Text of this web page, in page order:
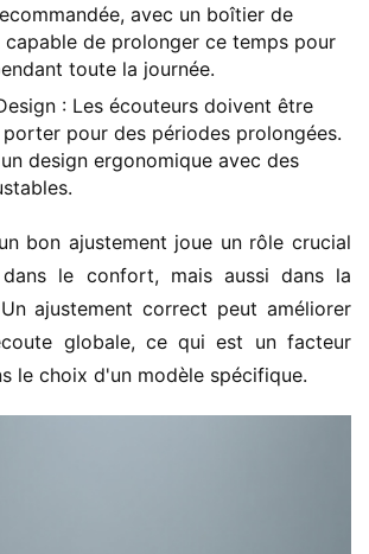
avec un boîtier de
capable de prolonger ce temps pour
toute la journée.
: Les écouteurs doivent être
pour des périodes prolongées.
design ergonomique avec des
bon ajustement joue un rôle crucial
dans le confort, mais aussi dans la
ajustement correct peut améliorer
globale, ce qui est un facteur
le choix d'un modèle spécifique.